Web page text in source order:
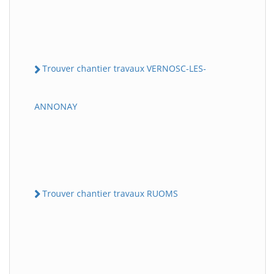
Trouver chantier travaux VERNOSC-LES-
ANNONAY
Trouver chantier travaux RUOMS